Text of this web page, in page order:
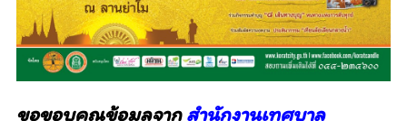
ขอขอบคุณข้อมูลจากสำนักงานเทศบาล